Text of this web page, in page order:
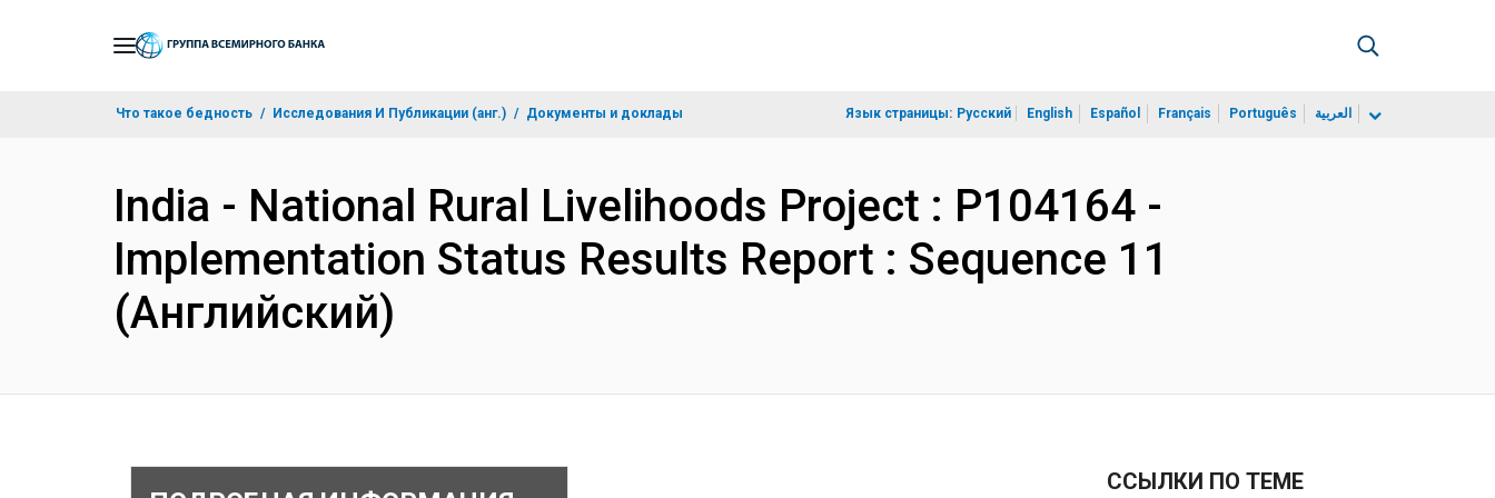
Что такое бедность Исследования И Публикации (анг.) Документы и доклады Язык страницы: Русский English Español Français Português العربية
India - National Rural Livelihoods Project : P104164 -
Implementation Status Results Report : Sequence 11
(Английский)
ССЫЛКИ ПО ТЕМЕ